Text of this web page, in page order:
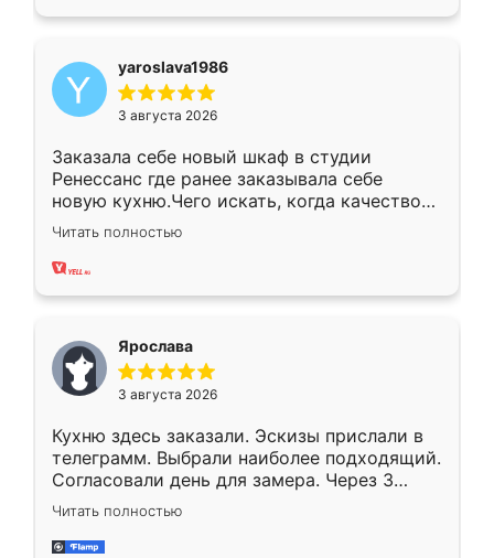
yaroslava1986
3 августа 2026
Заказала себе новый шкаф в студии
Ренессанс где ранее заказывала себе
новую кухню.Чего искать, когда качеством
вполне довольна. Служит кухня уже почти
два года, нареканий нет.
Читать полностью
Ярослава
3 августа 2026
Кухню здесь заказали. Эскизы прислали в
телеграмм. Выбрали наиболее подходящий.
Согласовали день для замера. Через 3
недели кухня была уже готова. Остались
довольны работой. Спасибо Ренессанс
мебель за качественную работу!
Читать полностью